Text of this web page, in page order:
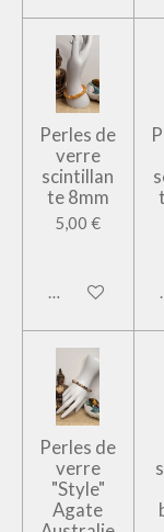
Perles de
verre
scintillan
te 8mm
5,00 €
Ajouter au
Perles de
verre
"Style"
Agate